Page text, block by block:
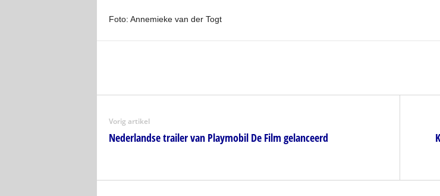
Foto: Annemieke van der Togt
Vorig artikel
Nederlandse trailer van Playmobil De Film gelanceerd